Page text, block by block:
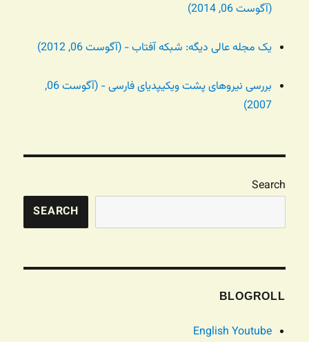
(آگوست 06, 2014)
یک مجله عالی دیگه: شبکه آفتاب - (آگوست 06, 2012)
بررسی نیروهای پشت ویکیپدیای فارسی - (آگوست 06,
2007)
Search
SEARCH
BLOGROLL
English Youtube